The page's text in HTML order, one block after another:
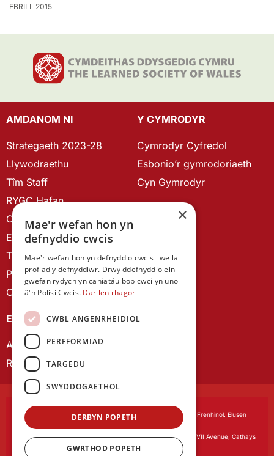
EBRILL 2015
AMDANOM NI
Strategaeth 2023-28
Llywodraethu
Tîm Staff
RYGC Hafan
Canllawiau brandio
Ein Hanes
Telerau ac Amodau
Polisi Preifatrwydd
Cysylltu â ni
Y CYMRODYR
Cymrodyr Cyfredol
Esbonio’r gymrodoriaeth
Cyn Gymrodyr
EIN CYHOEDDIADAU
Astudiaethau Cymreig
Rhwydwaith Ymchwil Gyrfa Cynnar
Cymdeithas Ddysgedig Cymru, corfforedig drwy Siarter Frenhinol. Elusen
Swyddfa gofrestredig:The University Registry, King Edward VII Avenue, Cathays
Park, Cardiff CF10 3NS
×
Mae'r wefan hon yn
defnyddio cwcis
Mae'r wefan hon yn defnyddio cwcis i wella
profiad y defnyddiwr. Drwy ddefnyddio ein
gwefan rydych yn caniatáu bob cwci yn unol
â'n Polisi Cwcis. Darllen rhagor
CWBL ANGENRHEIDIOL
PERFFORMIAD
TARGEDU
SWYDDOGAETHOL
DERBYN POPETH
GWRTHOD POPETH